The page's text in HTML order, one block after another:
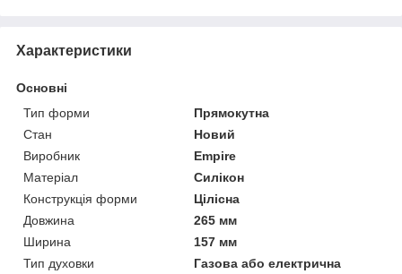
Характеристики
Основні
Тип форми
Прямокутна
Стан
Новий
Виробник
Empire
Матеріал
Силікон
Конструкція форми
Цілісна
Довжина
265 мм
Ширина
157 мм
Тип духовки
Газова або електрична